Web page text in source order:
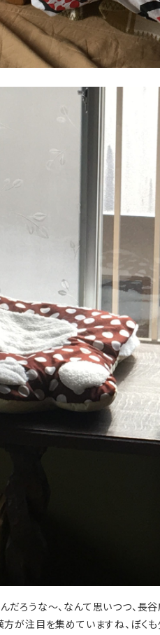
だろうな〜、なんて思いつつ、長
方が注目を集めていますね、ぼく